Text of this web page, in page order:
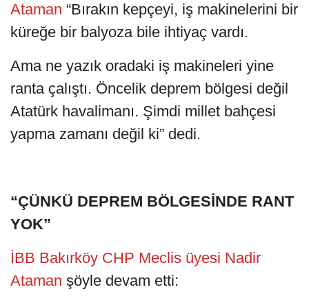
Ataman “Bırakın kepçeyi, iş makinelerini bir
küreğe bir balyoza bile ihtiyaç vardı.
Ama ne yazık oradaki iş makineleri yine
ranta çalıştı. Öncelik deprem bölgesi değil
Atatürk havalimanı. Şimdi millet bahçesi
yapma zamanı değil ki” dedi.
“ÇÜNKÜ DEPREM BÖLGESİNDE RANT
YOK”
İBB Bakırköy CHP Meclis üyesi Nadir
Ataman şöyle devam etti: